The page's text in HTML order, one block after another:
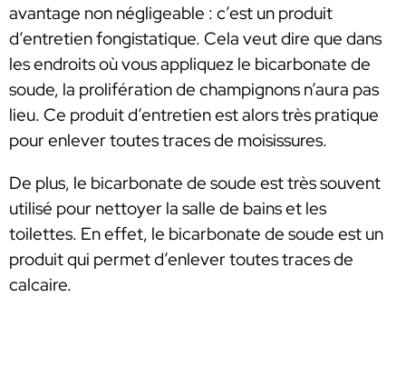
avantage non négligeable : c’est un produit
d’entretien fongistatique. Cela veut dire que dans
les endroits où vous appliquez le bicarbonate de
soude, la prolifération de champignons n’aura pas
lieu. Ce produit d’entretien est alors très pratique
pour enlever toutes traces de moisissures.
De plus, le bicarbonate de soude est très souvent
utilisé pour nettoyer la salle de bains et les
toilettes. En effet, le bicarbonate de soude est un
produit qui permet d’enlever toutes traces de
calcaire.